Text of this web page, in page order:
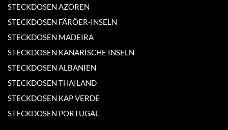
STECKDOSEN AZOREN
STECKDOSEN FÄRÖER-INSELN
STECKDOSEN MADEIRA
STECKDOSEN KANARISCHE INSELN
STECKDOSEN ALBANIEN
STECKDOSEN THAILAND
STECKDOSEN KAP VERDE
STECKDOSEN PORTUGAL